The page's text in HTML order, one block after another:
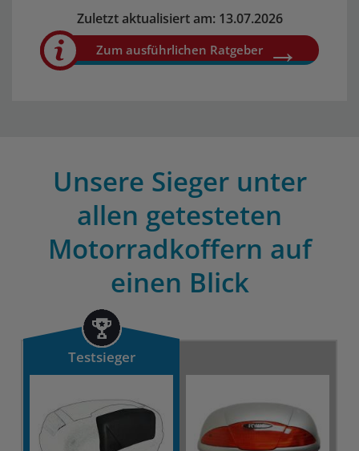
Zuletzt aktualisiert am: 13.07.2026
Zum ausführlichen Ratgeber
Unsere Sieger unter
allen getesteten
Motorradkoffern auf
einen Blick
Testsieger